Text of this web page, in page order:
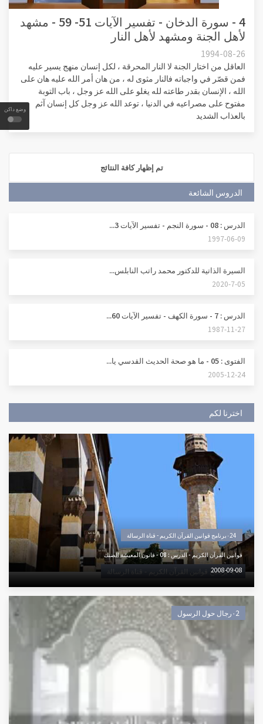
وضع داكن
4 - سورة الدخان - تفسير الآيات 51- 59 - مشهد
لأهل الجنة ومشهد لأهل النار
1994-08-26
العاقل من اختار الجنة لا النار المحرقة ، لكل إنسان منهج يسير عليه
فمن قصّر في واجباته فالنار مثوى له ، من هان أمر الله عليه هان على
الله ، الإنسان بقدر طاعته لله يغلو على الله عز وجل ، باب التوبة
مفتوح على مصراعيه في الدنيا ، توعد الله عز وجل كل إنسان آثم
بالعذاب الشديد
تم إظهار كافة النتائج
الدروس الشائعة
الدرس : 08 - سورة النجم - تفسير الآيات 3...
1997-06-09
السيرة الذاتية للدكتور محمد راتب النابلس...
2020-7-05
الدرس : 7 - سورة الكهف - تفسير الآيات 60...
1987-11-27
الفتوى : 05 - ما هو صحة الحديث القدسي يا...
2005-12-24
اخترنا لكم
٠24برنامج قوانين القرآن الكريم - قناة الرسالة
٠24برنامج قوانين القرآن الكريم - قناة الرسالة
قوانين القرآن الكريم - الدرس : 08 - قانون المعيشة الضنك
2008-09-08
٠2رجال حول الرسول